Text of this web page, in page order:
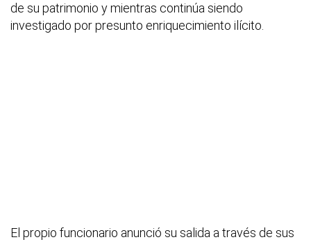
de su patrimonio y mientras continúa siendo
investigado por presunto enriquecimiento ilícito.
El propio funcionario anunció su salida a través de sus